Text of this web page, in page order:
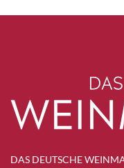
DAS DEUTSCHE